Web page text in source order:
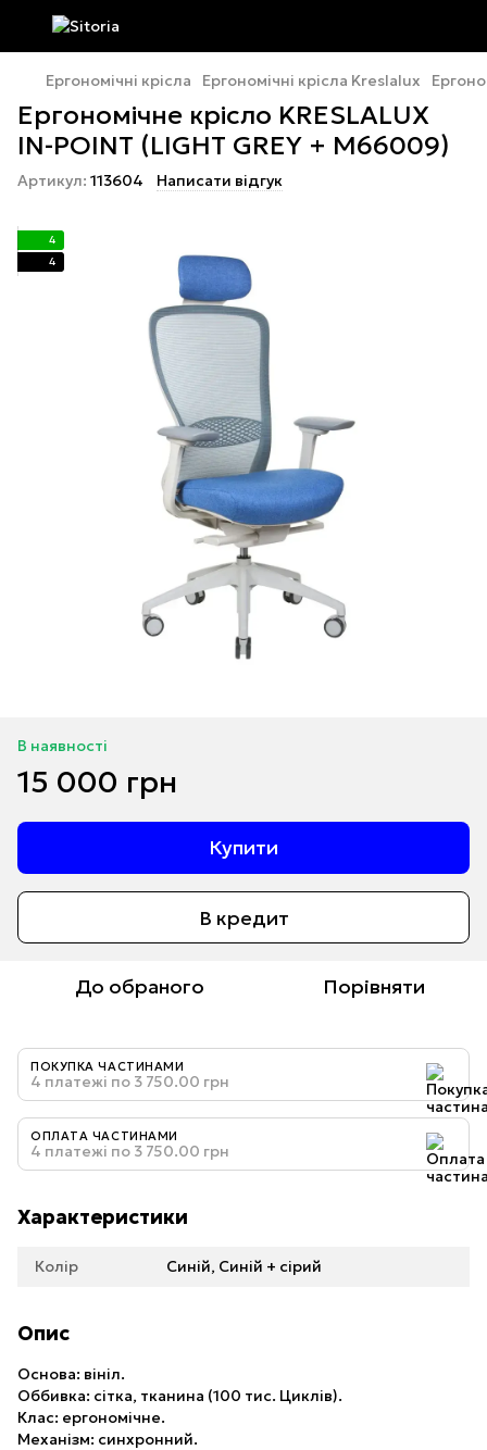
Ергономічні крісла Ергономічні крісла Kreslalux
Ергономічне крісло KRESLALUX
IN-POINT (LIGHT GREY + M66009)
Артикул: 113604 Написати відгук
4
4
В наявності
15 000 грн
Купити
В кредит
До обраного Порівняти
ПОКУПКА ЧАСТИНАМИ
4 платежі по 3 750.00 грн
ОПЛАТА ЧАСТИНАМИ
4 платежі по 3 750.00 грн
Характеристики
Колір Синій, Cиній + сірий
Опис
Основа: вініл.
Оббивка: сітка, тканина (100 тис. Циклів).
Клас: ергономічне.
Механізм: синхронний.